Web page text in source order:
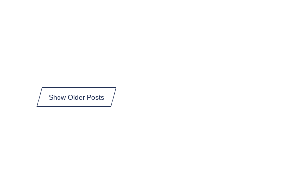
Show Older Posts